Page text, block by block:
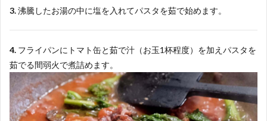
3.沸騰したお湯の中に塩を入れてパスタを茹で始めます。
4. フライパンにトマト缶と茹で汁（お玉1杯程度）を加えパスタを
茹でる間弱火で煮詰めます。